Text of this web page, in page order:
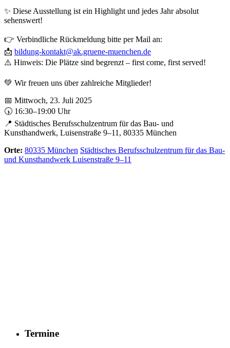
✨ Diese Ausstellung ist ein Highlight und jedes Jahr absolut
sehenswert!
👉 Verbindliche Rückmeldung bitte per Mail an:
📩 bildung-kontakt@ak.gruene-muenchen.de
⚠️ Hinweis: Die Plätze sind begrenzt – first come, first served!
💚 Wir freuen uns über zahlreiche Mitglieder!
📅 Mittwoch, 23. Juli 2025
🕠 16:30–19:00 Uhr
📍 Städtisches Berufsschulzentrum für das Bau- und
Kunsthandwerk, Luisenstraße 9–11, 80335 München
Orte: 80335 München Städtisches Berufsschulzentrum für das Bau-
und Kunsthandwerk Luisenstraße 9–11
Termine